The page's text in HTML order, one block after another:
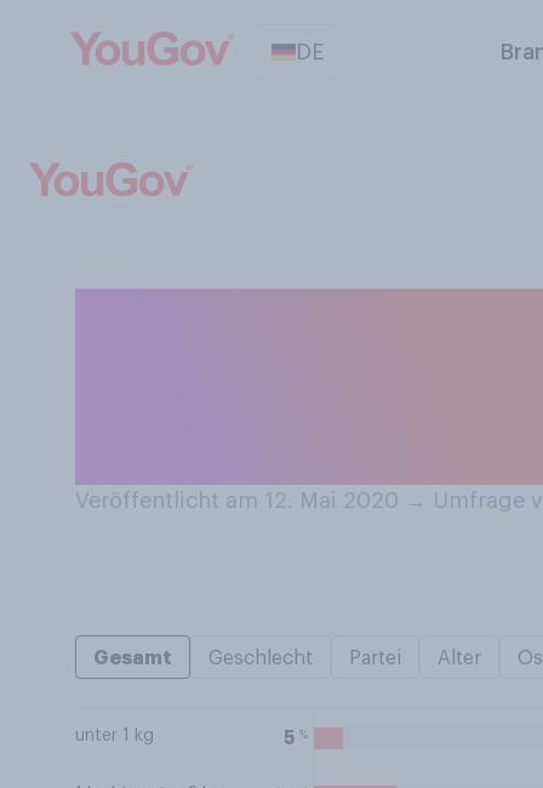
DE
Veröffentlicht am 12. Mai 2020 → Umfrage
Gesamt Geschlecht Partei Alter
unter 1 kg 5 %